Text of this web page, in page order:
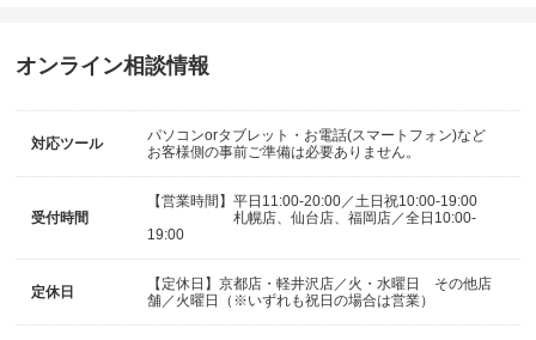
オンライン相談情報
対応ツール
パソコンorタブレット・お電話(スマートフォン)など
お客様側の事前ご準備は必要ありません。
受付時間
【営業時間】平日11:00-20:00／土日祝10:00-19:00
札幌店、仙台店、福岡店／全日10:00-
19:00
定休日
【定休日】京都店・軽井沢店／火・水曜日 その他店
舗／火曜日（※いずれも祝日の場合は営業）